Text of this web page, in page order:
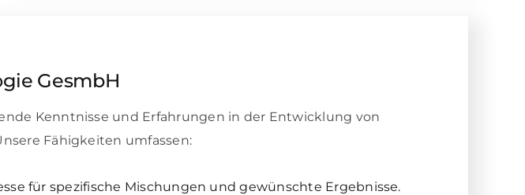
GesmbH
Kenntnisse und Erfahrungen in der Entwicklung von
Fähigkeiten umfassen:
für spezifische Mischungen und gewünschte Ergebnisse.